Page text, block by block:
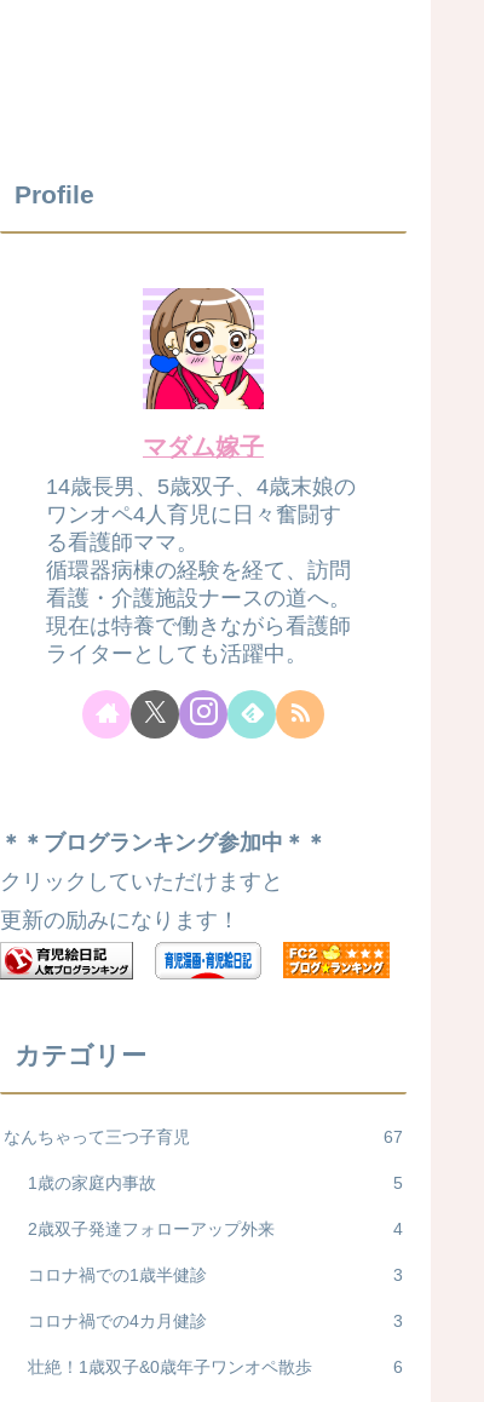
Profile
マダム嫁子
14歳長男、5歳双子、4歳末娘の
ワンオペ4人育児に日々奮闘す
る看護師ママ。
循環器病棟の経験を経て、訪問
看護・介護施設ナースの道へ。
現在は特養で働きながら看護師
ライターとしても活躍中。
＊＊ブログランキング参加中＊＊
クリックしていただけますと
更新の励みになります！
カテゴリー
なんちゃって三つ子育児 67
1歳の家庭内事故 5
2歳双子発達フォローアップ外来 4
コロナ禍での1歳半健診 3
コロナ禍での4カ月健診 3
壮絶！1歳双子&0歳年子ワンオペ散歩 6